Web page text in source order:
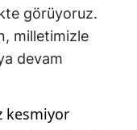
görüyoruz.
milletimizle
devam
kesmiyor